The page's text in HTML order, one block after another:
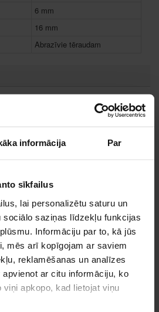
informācija Par
sīkfailus
lai personalizētu saturu un
sociālo saziņas līdzekļu funkcijas
Informāciju par to, kā jūs
mēs arī kopīgojam ar saviem
reklamēšanas un analīzes
ar citu informāciju, ko
apkopo, kad lietojat viņu
6 mm
16 mm
Abrazīvie tēraudam
Gala slīpmašīna MAKITA
GD0810C
354,76 €
Ir noliktavā